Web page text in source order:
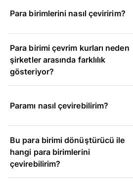
Para birimlerini nasıl çeviririm?
Para birimi çevrim kurları neden
şirketler arasında farklılık
gösteriyor?
Paramı nasıl çevirebilirim?
Bu para birimi dönüştürücü ile
hangi para birimlerini
çevirebilirim?